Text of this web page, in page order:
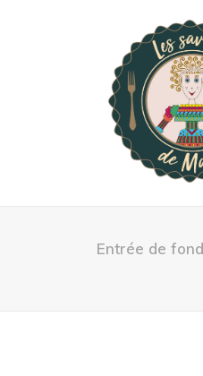
Entrée de